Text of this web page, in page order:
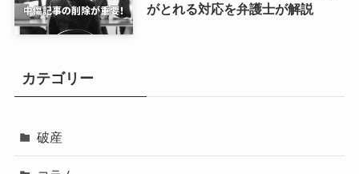
がとれる対応を弁護士が解説
カテゴリー
破産